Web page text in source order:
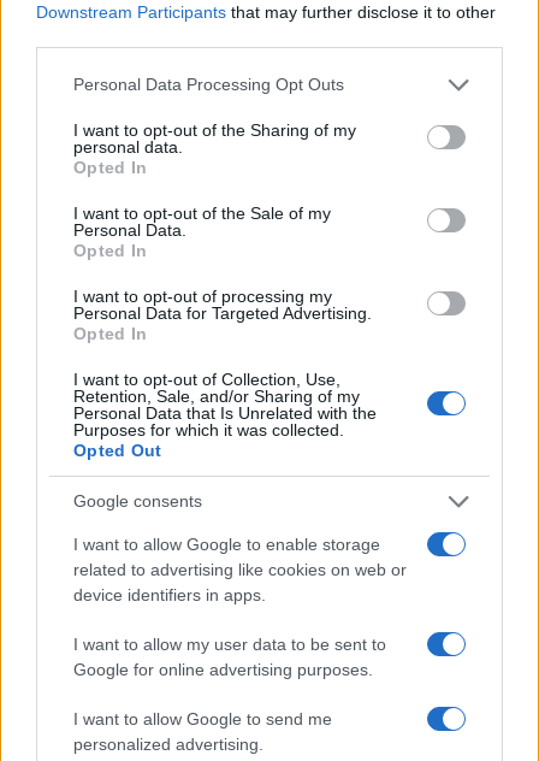
Downstream Participants that may further disclose it to other
Please note that this website/app uses one or more Google
not limited to your visit or usage behaviour. You may click to
grant or deny consent to Google and its third-party tags to
use your data for below specified purposes in below Google
consent section.
Personal Data Processing Opt Outs
I want to opt-out of the Sharing of my
personal data.
Opted In
I want to opt-out of the Sale of my
Personal Data.
Opted In
I want to opt-out of processing my
Personal Data for Targeted Advertising.
Opted In
I want to opt-out of Collection, Use,
Retention, Sale, and/or Sharing of my
Personal Data that Is Unrelated with the
Purposes for which it was collected.
Opted Out
Google consents
I want to allow Google to enable storage
related to advertising like cookies on web or
device identifiers in apps.
I want to allow my user data to be sent to
Google for online advertising purposes.
I want to allow Google to send me
personalized advertising.
Cómo medir la productividad por hora
trabajada y por trabajador
Explora la productividad desde diferentes ángulos y su…
ECONOMÍA